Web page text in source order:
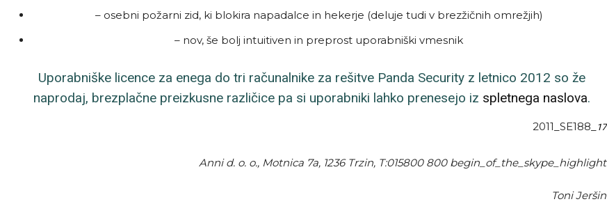
– osebni požarni zid, ki blokira napadalce in hekerje (deluje tudi v brezžičnih omrežjih)
– nov, še bolj intuitiven in preprost uporabniški vmesnik
Uporabniške licence za enega do tri računalnike za rešitve Panda Security z letnico 2012 so že
naprodaj, brezplačne preizkusne različice pa si uporabniki lahko prenesejo iz spletnega naslova.
2011_SE188_ 17
Anni d. o. o., Motnica 7a, 1236 Trzin, T:015800 800begin_of_the_skype_highlight
Toni Jeršin